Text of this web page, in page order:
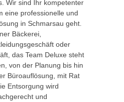
Wir sind Ihr kompetenter
eine professionelle und
in Schmarsau geht.
Bäckerei,
oder
das Team Deluxe steht
von der Planung bis hin
Büroauflösung, mit Rat
Entsorgung wird
und